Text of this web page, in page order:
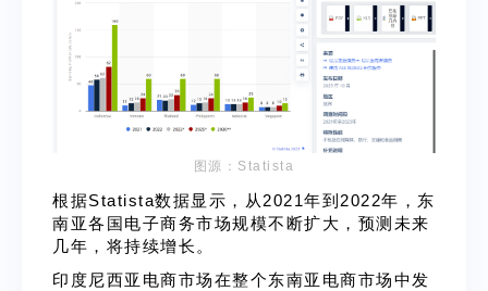
图源：Statista
根据Statista数据显示，从2021年到2022年，东
南亚各国电子商务市场规模不断扩大，预测未来
几年，将持续增长。
印度尼西亚电商市场在整个东南亚电商市场中发